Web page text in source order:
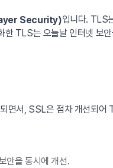
Security)입니다. TLS
TLS는 오늘날 인터넷 보
면서, SSL은 점차 개선되
안을 동시에 개선.